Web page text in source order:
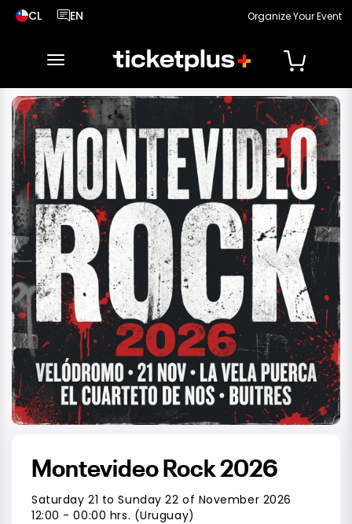
CL
País seleccionado, cambiar país
EN
Idioma seleccionado, cambiar idiomaOrganize Your Event
toggle navigation
Montevideo Rock 2026
Saturday 21 to Sunday 22 of November 2026
12:00 - 00:00 hrs. (Uruguay)